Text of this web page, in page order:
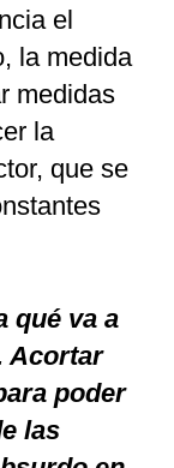
el
la medida
medidas
la
que se
qué va a
Acortar
poder
las